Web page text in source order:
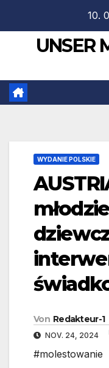
springen
10.
UNSER
WYDANIE POLSKIE
Von Redakteur-1
NOV. 24, 2024
#molestowanie